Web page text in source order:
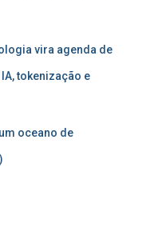
vira agenda de
tokenização e
oceano de